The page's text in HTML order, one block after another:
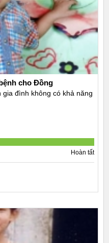
cho Đồng
đình không có khả năng
Hoàn tất